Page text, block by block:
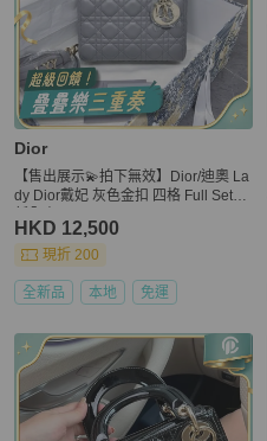
Dior
【售出展示💫拍下無效】Dior/迪奧 La
dy Dior戴妃 灰色金扣 四格 Full Set全
HKD 12,500
現折 200
全新品 本地 免運